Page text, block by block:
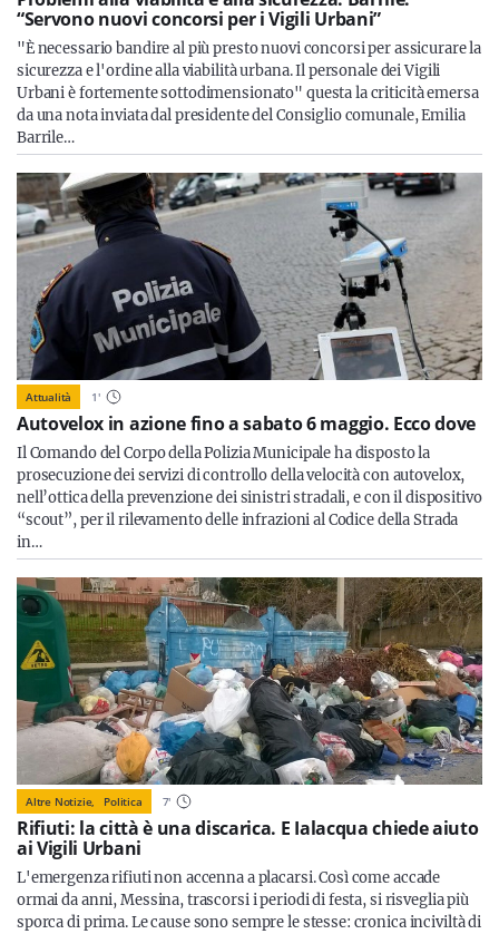
“Servono nuovi concorsi per i Vigili Urbani”
"È necessario bandire al più presto nuovi concorsi per assicurare la
sicurezza e l'ordine alla viabilità urbana. Il personale dei Vigili
Urbani è fortemente sottodimensionato" questa la criticità emersa
da una nota inviata dal presidente del Consiglio comunale, Emilia
Barrile…
Attualità 1'
Autovelox in azione fino a sabato 6 maggio. Ecco dove
Il Comando del Corpo della Polizia Municipale ha disposto la
prosecuzione dei servizi di controllo della velocità con autovelox,
nell’ottica della prevenzione dei sinistri stradali, e con il dispositivo
“scout”, per il rilevamento delle infrazioni al Codice della Strada
in…
Altre Notizie, Politica 7'
Rifiuti: la città è una discarica. E Ialacqua chiede aiuto
ai Vigili Urbani
L'emergenza rifiuti non accenna a placarsi. Così come accade
ormai da anni, Messina, trascorsi i periodi di festa, si risveglia più
sporca di prima. Le cause sono sempre le stesse: cronica inciviltà di